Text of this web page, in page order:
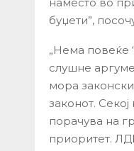
буџети”,
„Нема повеќе
слушне
мора
законот.
порачува на
приоритет.